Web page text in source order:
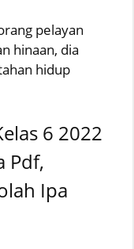
pelayan
hinaan, dia
hidup
6 2022
Pdf,
Ipa